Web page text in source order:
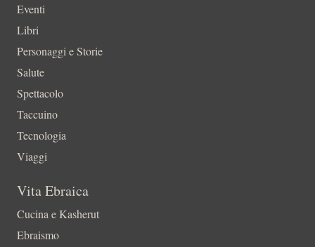
Eventi
Libri
Personaggi e Storie
Salute
Spettacolo
Taccuino
Tecnologia
Viaggi
Vita Ebraica
Cucina e Kasherut
Ebraismo